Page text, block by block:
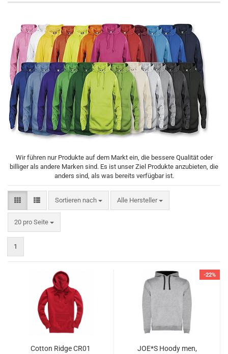
Wir führen nur Produkte auf dem Markt ein, die bessere Qualität oder
billiger als andere Marken sind. Es ist unser Ziel Produkte anzubieten, die
anders sind, als was bereits verfügbar ist.
Sortieren nach
Sortieren nach Alle Hersteller
20 pro Seite
pro Seite
1
Cotton Ridge CR01
-22%
JOE*S Hoody men,